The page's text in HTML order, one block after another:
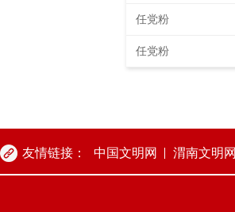
任党粉
任党粉
友情链接： 中国文明网 渭南文明网